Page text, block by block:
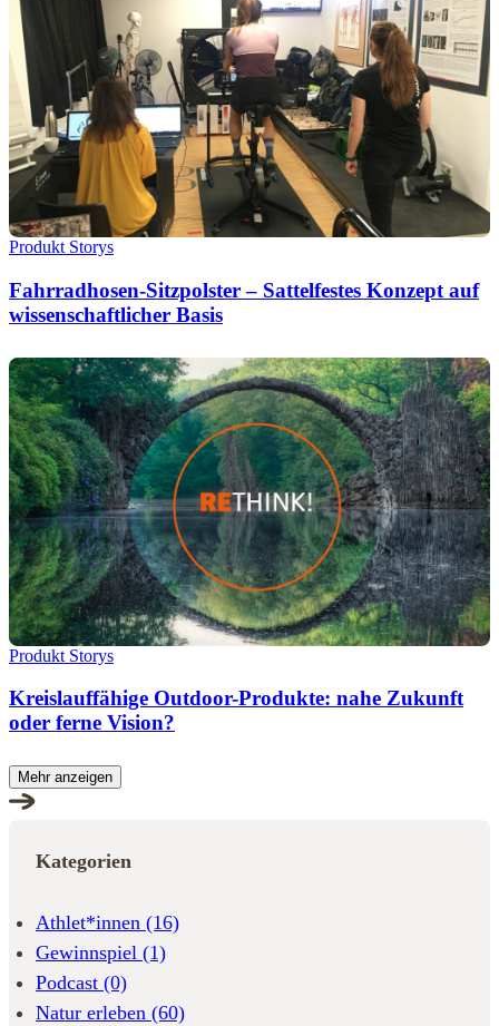
Produkt Storys
Fahrradhosen-Sitzpolster – Sattelfestes Konzept auf
wissenschaftlicher Basis
Produkt Storys
Kreislauffähige Outdoor-Produkte: nahe Zukunft
oder ferne Vision?
Mehr anzeigen
Kategorien
Athlet*innen (16)
Gewinnspiel (1)
Podcast (0)
Natur erleben (60)